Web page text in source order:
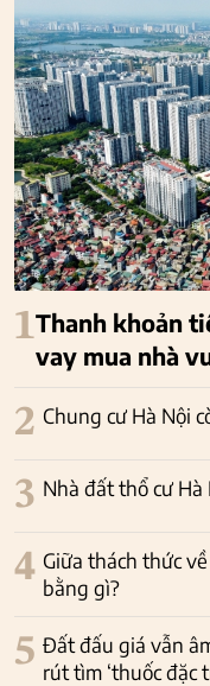
1Thanh khoản
vay mua nhà
2 Chung cư Hà Nội
3 Nhà đất thổ cư
4 Giữa thách thức
bằng gì?
5 Đất đấu giá vẫn
rút tìm ‘thuốc đặc